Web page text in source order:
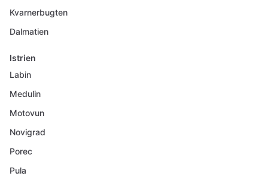
Kvarnerbugten
Dalmatien
Istrien
Labin
Medulin
Motovun
Novigrad
Porec
Pula